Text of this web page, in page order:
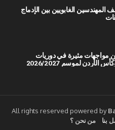
بين الإدماج
في دوريات
2027
؟